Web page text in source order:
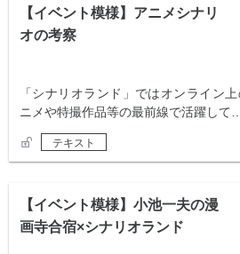
【イベント模様】アニメシナリ
オの考察
「シナリオランド」ではオンライン
ニメや特撮作品等の最前線で活躍して…
テキスト
【イベント模様】小池一夫の漫
画寺合宿×シナリオランド